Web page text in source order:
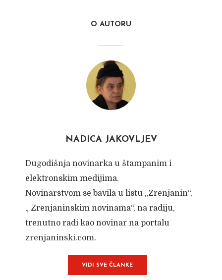
O AUTORU
NADICA JAKOVLJEV
Dugodišnja novinarka u štampanim i
elektronskim medijima.
Novinarstvom se bavila u listu „Zrenjanin“,
„ Zrenjaninskim novinama“, na radiju,
trenutno radi kao novinar na portalu
zrenjaninski.com.
VIDI SVE ČLANKE